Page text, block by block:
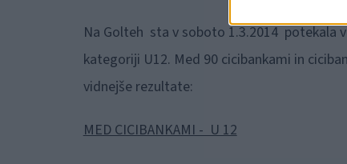
Na Golteh sta v soboto 1.3.2014 potekala
kategoriji U12. Med 90 cicibankami in
vidnejše rezultate:
MED CICIBANKAMI - U 12